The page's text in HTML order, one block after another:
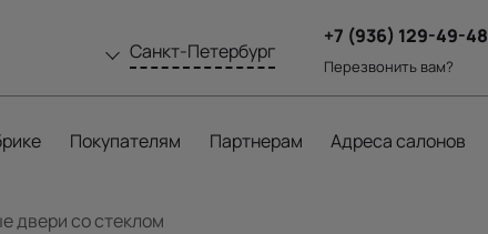
Санкт-Петербург
+7 (936) 129-49-48
Перезвонить вам?
Покупателям Партнерам Адреса салонов
двери со стеклом